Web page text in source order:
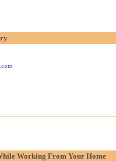
Working From Your Home